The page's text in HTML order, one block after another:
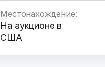
Местонахождение:
На аукционе в
США